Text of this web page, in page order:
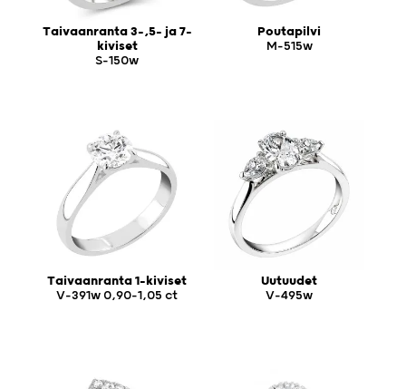
Taivaanranta 3-,5- ja 7-
kiviset
S-150w
Poutapilvi
M-515w
Taivaanranta 1-kiviset
V-391w 0,90-1,05 ct
Uutuudet
V-495w